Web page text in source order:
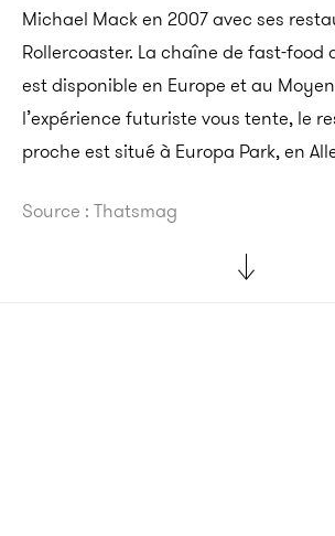
Michael Mack en 2007 avec ses
Rollercoaster. La chaîne de fast-food
est disponible en Europe et au
l’expérience futuriste vous tente, le
proche est situé à Europa Park, en
Source : Thatsmag